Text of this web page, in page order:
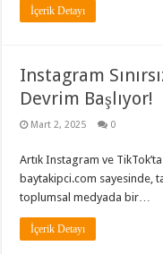
İçerik Detayı
Instagram
Devrim Başlıyor!
Mart 2, 2025 0
Artık Instagram ve
baytakipci.com sayesinde,
toplumsal medyada bir…
İçerik Detayı